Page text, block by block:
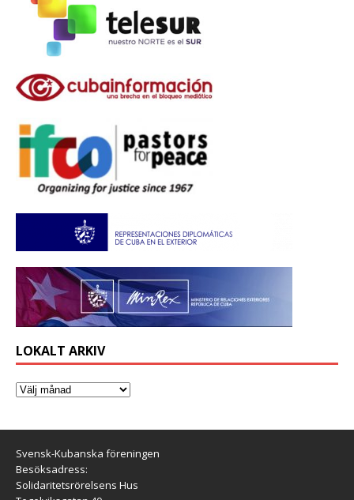
LOKALT ARKIV
Svensk-Kubanska föreningen
Besöksadress:
Solidaritetsrörelsens Hus